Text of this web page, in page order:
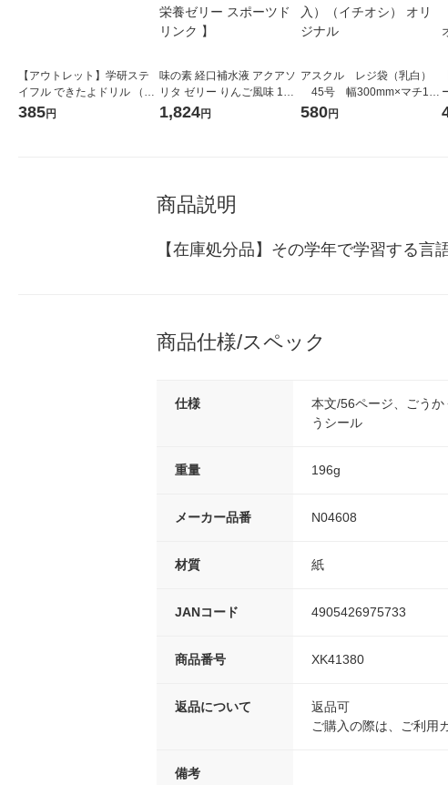
【アウトレット】学研ステ
イフル できたよドリル （1
年かん字） N05523 1冊
385円
味の素 経口補水液 アクアソ
リタ ゼリー りんご風味 1セ
ット（12個）【 熱中症対策
1,824円
アスクル レジ袋（乳白）
45号 幅300mm×マチ140
mm×縦530mm 1袋（100
580円
商品説明
【在庫処分品】その学年で学習する
商品仕様/スペック
仕様
本文/56ページ、ごう
うシール
重量 196g
メーカー品番 N04608
材質 紙
JANコード 4905426975733
商品番号 XK41380
返品について
返品可
ご購入の際は、ご利用
備考